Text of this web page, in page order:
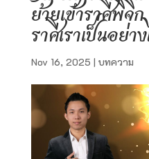
ย้ายเข้าราศีพิจิ
ราศีเราเป็นอย่า
Nov 16, 2025 | บทความ